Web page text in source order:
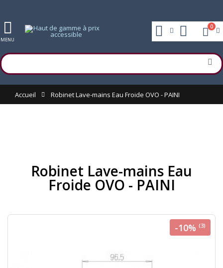
MENU
0
Accueil Robinet Lave-mains Eau Froide OVO - PAINI
Robinet Lave-mains Eau
Froide OVO - PAINI
-10% (3)